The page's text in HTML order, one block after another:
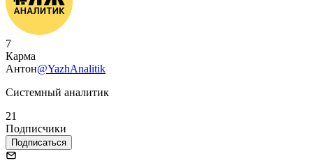
7
Карма
Антон@YazhAnalitik
Системный аналитик
21
Подписчики
Подписаться